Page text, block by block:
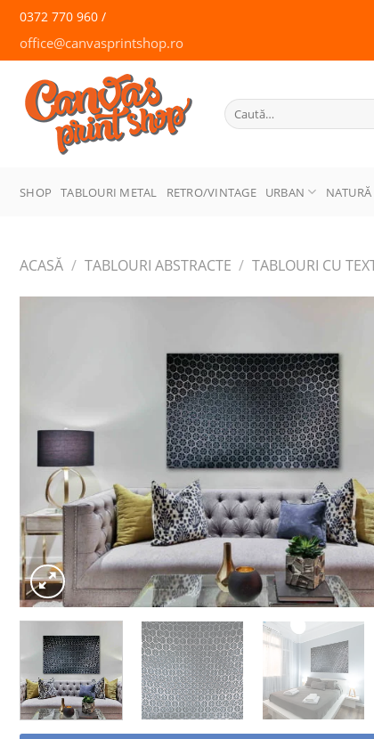
Skip
content
0372 770 960 /
office@canvasprintshop.ro
CANVAS
PRINT SHOP
Caută
după:
SHOP TABLOURI METAL RETRO/VINTAGE URBAN NATURĂ
ACASĂ / TABLOURI ABSTRACTE / TABLOURI CU